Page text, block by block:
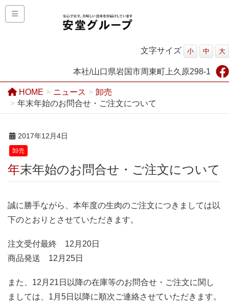
文字サイズ 小 中 大
本社/山口県岩国市周東町上久原298-1
HOME ニュース
卸売
年末年始のお問合せ・ご注文について
2017年12月4日
卸売
年末年始のお問合せ・ご注文について
誠に勝手ながら、本年度の生肉のご注文につきましては以
下のとおりとさせていただきます。
注文受付最終 12月20日
商品発送 12月25日
また、12月21日以降の在庫等のお問合せ・ご注文に関し
ましては、1月5日以降に順次ご連絡させていただきます。